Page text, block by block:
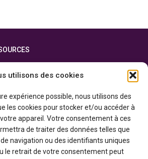
utilisons des cookies
expérience possible, nous utilisons des
les cookies pour stocker et/ou accéder à
appareil. Votre consentement à ces
de traiter des données telles que
navigation ou des identifiants uniques
le retrait de votre consentement peut
grâce au soutien financier du gouvernement de
duCanada par l’entremise du ministère du